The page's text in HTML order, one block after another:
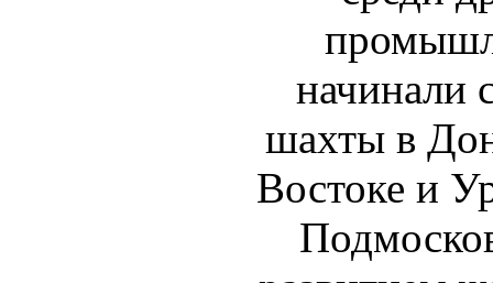
начинали
шахты в
Востоке и